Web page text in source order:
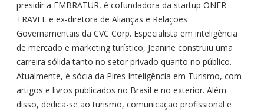
presidir a EMBRATUR, é cofundadora da startup ONER
TRAVEL e ex-diretora de Alianças e Relações
Governamentais da CVC Corp. Especialista em inteligência
de mercado e marketing turístico, Jeanine construiu uma
carreira sólida tanto no setor privado quanto no público.
Atualmente, é sócia da Pires Inteligência em Turismo, com
artigos e livros publicados no Brasil e no exterior. Além
disso, dedica-se ao turismo, comunicação profissional e